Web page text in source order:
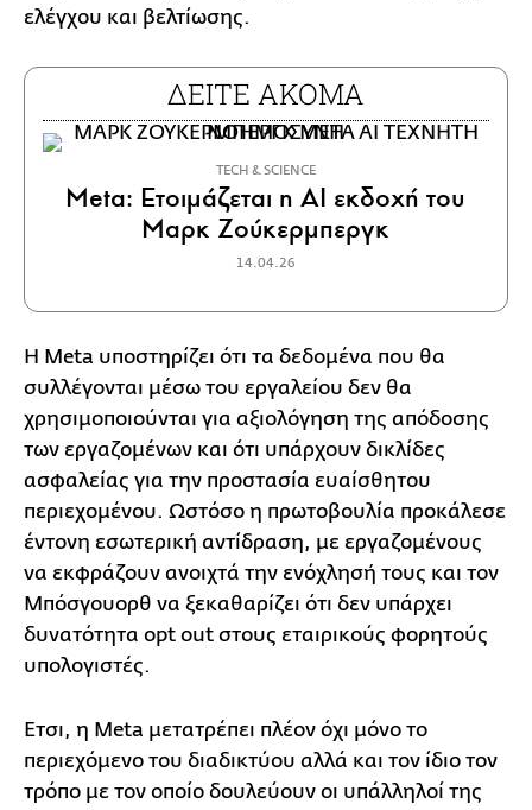
ελέγχου και βελτίωσης.
ΔΕΙΤΕ ΑΚΟΜΑ
ΤECH & SCIENCE
Meta: Ετοιμάζεται η ΑΙ εκδοχή του
Μαρκ Ζούκερμπεργκ
14.04.26
Η Meta υποστηρίζει ότι τα δεδομένα που θα
συλλέγονται μέσω του εργαλείου δεν θα
χρησιμοποιούνται για αξιολόγηση της απόδοσης
των εργαζομένων και ότι υπάρχουν δικλίδες
ασφαλείας για την προστασία ευαίσθητου
περιεχομένου. Ωστόσο η πρωτοβουλία προκάλεσε
έντονη εσωτερική αντίδραση, με εργαζομένους
να εκφράζουν ανοιχτά την ενόχλησή τους και τον
Μπόσγουορθ να ξεκαθαρίζει ότι δεν υπάρχει
δυνατότητα opt out στους εταιρικούς φορητούς
υπολογιστές.
Ετσι, η Meta μετατρέπει πλέον όχι μόνο το
περιεχόμενο του διαδικτύου αλλά και τον ίδιο τον
τρόπο με τον οποίο δουλεύουν οι υπάλληλοί της